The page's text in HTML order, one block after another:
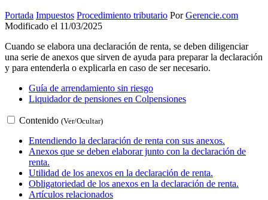
Portada Impuestos Procedimiento tributario PorGerencie.com
Modificado el 11/03/2025
Cuando se elabora una declaración de renta, se deben diligenciar
una serie de anexos que sirven de ayuda para preparar la declaración
y para entenderla o explicarla en caso de ser necesario.
Guía de arrendamiento sin riesgo
Liquidador de pensiones en Colpensiones
Contenido (Ver/Ocultar)
Entendiendo la declaración de renta con sus anexos.
Anexos que se deben elaborar junto con la declaración de
renta.
Utilidad de los anexos en la declaración de renta.
Obligatoriedad de los anexos en la declaración de renta.
Artículos relacionados